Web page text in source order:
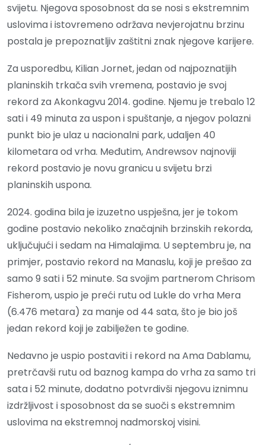
svijetu. Njegova sposobnost da se nosi s ekstremnim
uslovima i istovremeno održava nevjerojatnu brzinu
postala je prepoznatljiv zaštitni znak njegove karijere.
Za usporedbu, Kilian Jornet, jedan od najpoznatijih
planinskih trkača svih vremena, postavio je svoj
rekord za Akonkagvu 2014. godine. Njemu je trebalo 12
sati i 49 minuta za uspon i spuštanje, a njegov polazni
punkt bio je ulaz u nacionalni park, udaljen 40
kilometara od vrha. Međutim, Andrewsov najnoviji
rekord postavio je novu granicu u svijetu brzi
planinskih uspona.
2024. godina bila je izuzetno uspješna, jer je tokom
godine postavio nekoliko značajnih brzinskih rekorda,
uključujući i sedam na Himalajima. U septembru je, na
primjer, postavio rekord na Manaslu, koji je prešao za
samo 9 sati i 52 minute. Sa svojim partnerom Chrisom
Fisherom, uspio je preći rutu od Lukle do vrha Mera
(6.476 metara) za manje od 44 sata, što je bio još
jedan rekord koji je zabilježen te godine.
Nedavno je uspio postaviti i rekord na Ama Dablamu,
pretrčavši rutu od baznog kampa do vrha za samo tri
sata i 52 minute, dodatno potvrdivši njegovu iznimnu
izdržljivost i sposobnost da se suoči s ekstremnim
uslovima na ekstremnoj nadmorskoj visini.